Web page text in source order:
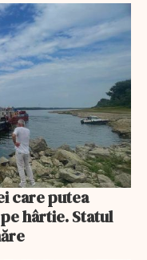
care putea
hârtie. Statul